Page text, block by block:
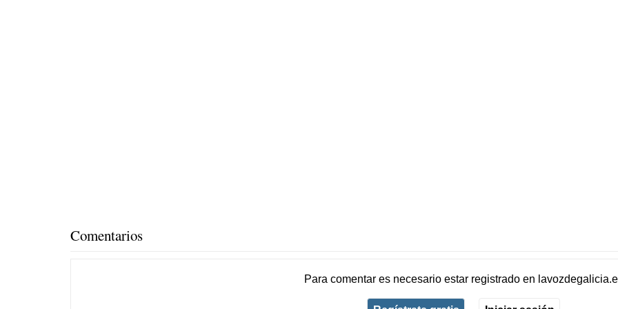
Comentarios
Para comentar es necesario estar registradoen